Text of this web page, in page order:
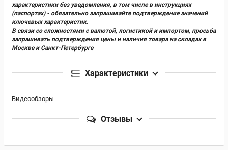
характеристики без уведомления, в том числе в инструкциях
(паспортах) - обязательно запрашивайте подтверждение значений
ключевых характеристик.
В связи со сложностями с валютой, логистикой и импортом, просьба
запрашивать подтверждения цены и наличия товара на складах в
Москве и Санкт-Петербурге
Характеристики
Видеообзоры
Отзывы